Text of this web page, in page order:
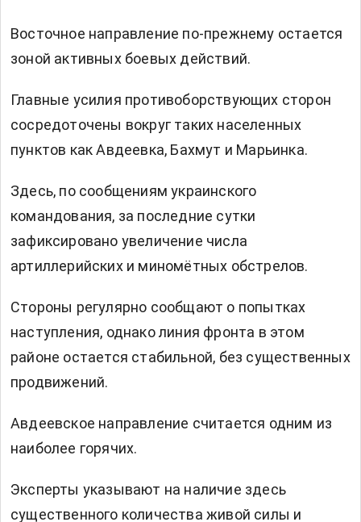
Восточное направление по-прежнему остается
зоной активных боевых действий.
Главные усилия противоборствующих сторон
сосредоточены вокруг таких населенных
пунктов как Авдеевка, Бахмут и Марьинка.
Здесь, по сообщениям украинского
командования, за последние сутки
зафиксировано увеличение числа
артиллерийских и миномётных обстрелов.
Стороны регулярно сообщают о попытках
наступления, однако линия фронта в этом
районе остается стабильной, без существенных
продвижений.
Авдеевское направление считается одним из
наиболее горячих.
Эксперты указывают на наличие здесь
существенного количества живой силы и